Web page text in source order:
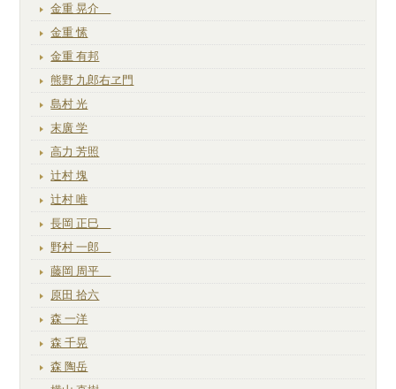
金重 晃介
金重 愫
金重 有邦
熊野 九郎右ヱ門
島村 光
末廣 学
高力 芳照
辻村 塊
辻村 唯
長岡 正巳
野村 一郎
藤岡 周平
原田 拾六
森 一洋
森 千晃
森 陶岳